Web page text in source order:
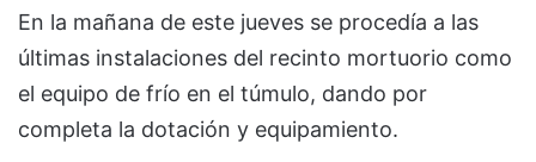
En la mañana de este jueves se procedía a las
últimas instalaciones del recinto mortuorio como
el equipo de frío en el túmulo, dando por
completa la dotación y equipamiento.